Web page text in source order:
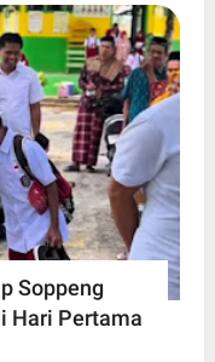
Soppeng
Hari Pertama